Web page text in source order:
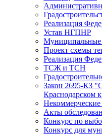
Реализация
Устав НГПНР
Проект схемы
Реализация
ТСЖ и ТСН
Закон 2695-КЗ
Краснодарском
Некоммерческие
Акты
Конкурс по
Конкурс для